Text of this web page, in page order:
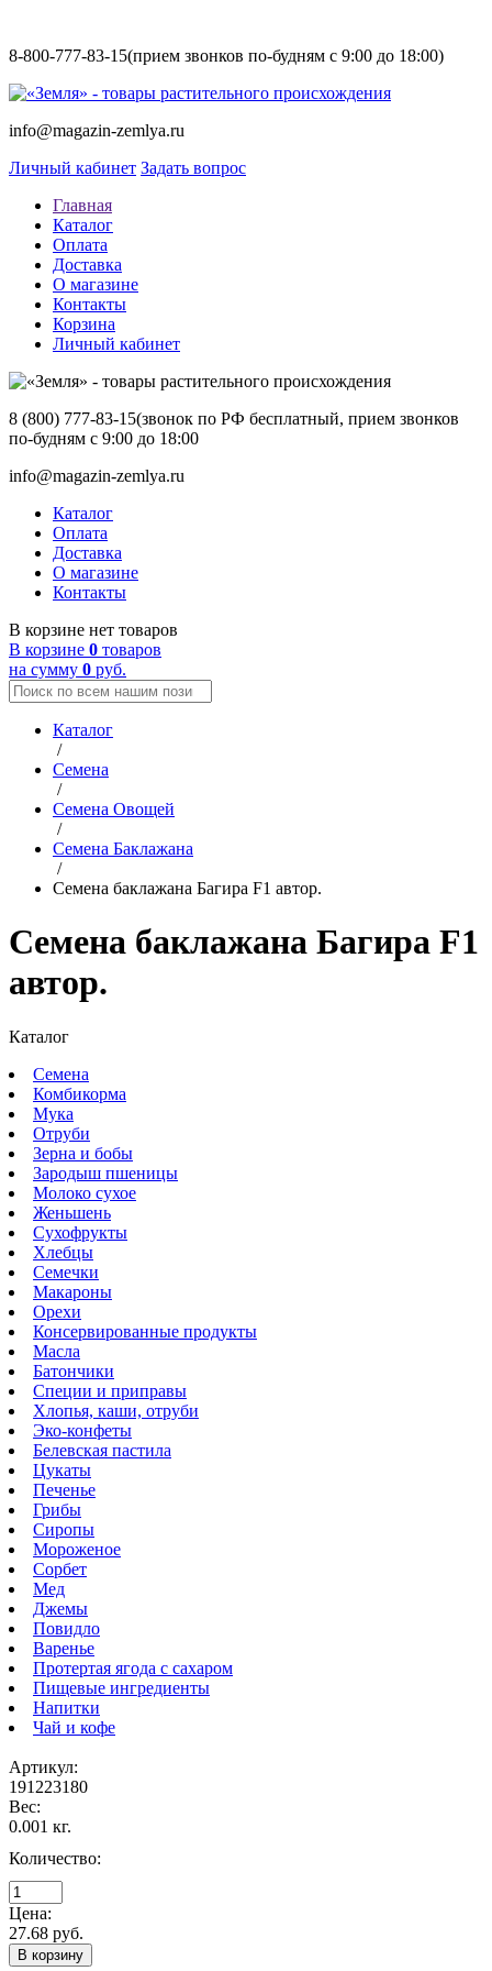
8-800-777-83-15(прием звонков по-будням с 9:00 до 18:00)
info@magazin-zemlya.ru
Личный кабинет Задать вопрос
Главная
Каталог
Оплата
Доставка
О магазине
Контакты
Корзина
Личный кабинет
8 (800) 777-83-15(звонок по РФ бесплатный, прием звонков
по-будням с 9:00 до 18:00
info@magazin-zemlya.ru
Каталог
Оплата
Доставка
О магазине
Контакты
В корзине нет товаров
В корзине 0 товаров
на сумму 0 руб.
Каталог
/
Семена
/
Семена Овощей
/
Семена Баклажана
/
Семена баклажана Багира F1 автор.
Семена баклажана Багира F1
автор.
Каталог
Семена
Комбикорма
Мука
Отруби
Зерна и бобы
Зародыш пшеницы
Молоко сухое
Женьшень
Сухофрукты
Хлебцы
Семечки
Макароны
Орехи
Консервированные продукты
Масла
Батончики
Специи и приправы
Хлопья, каши, отруби
Эко-конфеты
Белевская пастила
Цукаты
Печенье
Грибы
Сиропы
Мороженое
Сорбет
Мед
Джемы
Повидло
Варенье
Протертая ягода с сахаром
Пищевые ингредиенты
Напитки
Чай и кофе
Артикул:
191223180
Вес:
0.001 кг.
Количество:
Цена:
27.68 руб.
В корзину